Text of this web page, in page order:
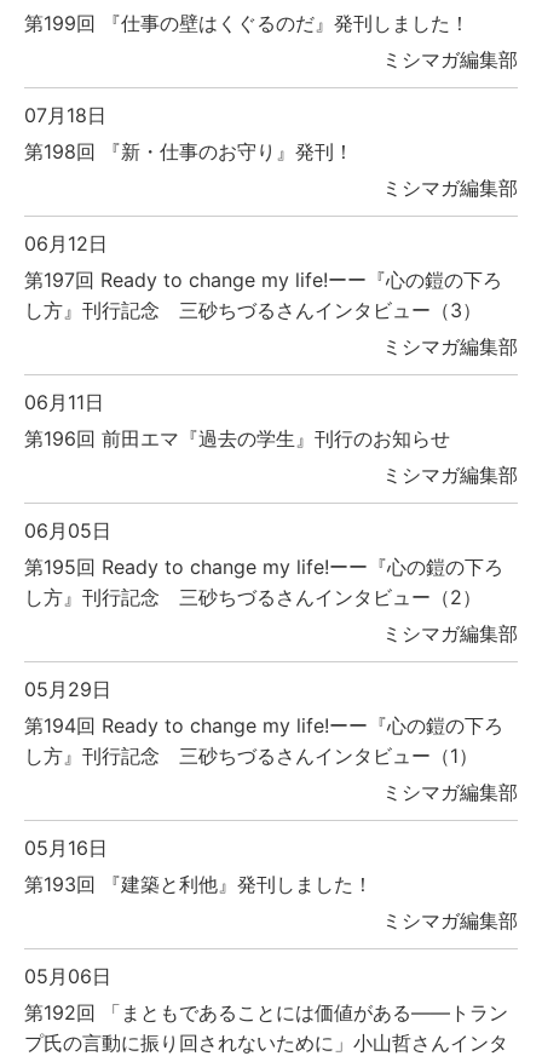
第199回 『仕事の壁はくぐるのだ』発刊しました！
ミシマガ編集部
07月18日
第198回 『新・仕事のお守り』発刊！
ミシマガ編集部
06月12日
第197回 Ready to change my life!ーー『心の鎧の下ろ
し方』刊行記念 三砂ちづるさんインタビュー（3）
ミシマガ編集部
06月11日
第196回 前田エマ『過去の学生』刊行のお知らせ
ミシマガ編集部
06月05日
第195回 Ready to change my life!ーー『心の鎧の下ろ
し方』刊行記念 三砂ちづるさんインタビュー（2）
ミシマガ編集部
05月29日
第194回 Ready to change my life!ーー『心の鎧の下ろ
し方』刊行記念 三砂ちづるさんインタビュー（1）
ミシマガ編集部
05月16日
第193回 『建築と利他』発刊しました！
ミシマガ編集部
05月06日
第192回 「まともであることには価値がある――トラン
プ氏の言動に振り回されないために」小山哲さんインタ